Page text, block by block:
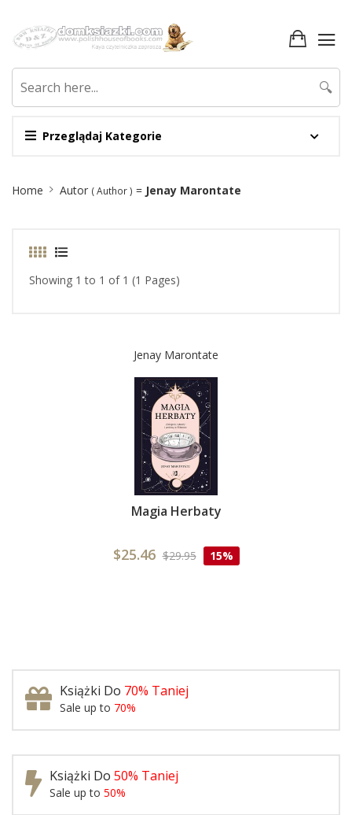
Przeglądaj Kategorie
🔍
Breadcrumb
Home Autor ( Author ) = Jenay Marontate
Showing 1 to 1 of 1 (1 Pages)
Jenay Marontate
Magia Herbaty
$25.46 $29.95 15%
Książki Do 70% Taniej
Sale up to 70%
Książki Do 50% Taniej
Sale up to 50%